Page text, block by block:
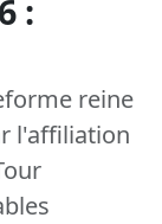
:
reine
l'affiliation